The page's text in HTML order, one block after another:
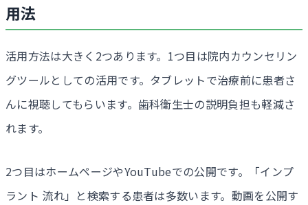
用法
活用方法は大きく2つあります。1つ目は院内カウンセリン
グツールとしての活用です。タブレットで治療前に患者さ
んに視聴してもらいます。歯科衛生士の説明負担も軽減さ
れます。
2つ目はホームページやYouTubeでの公開です。「インプ
ラント 流れ」と検索する患者は多数います。動画を公開す